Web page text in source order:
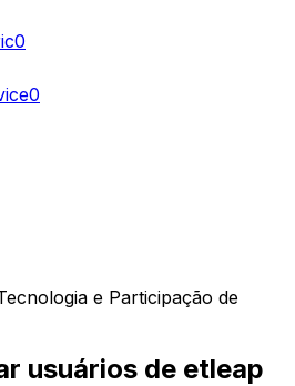
0
0
e Participação de
usuários de etleap